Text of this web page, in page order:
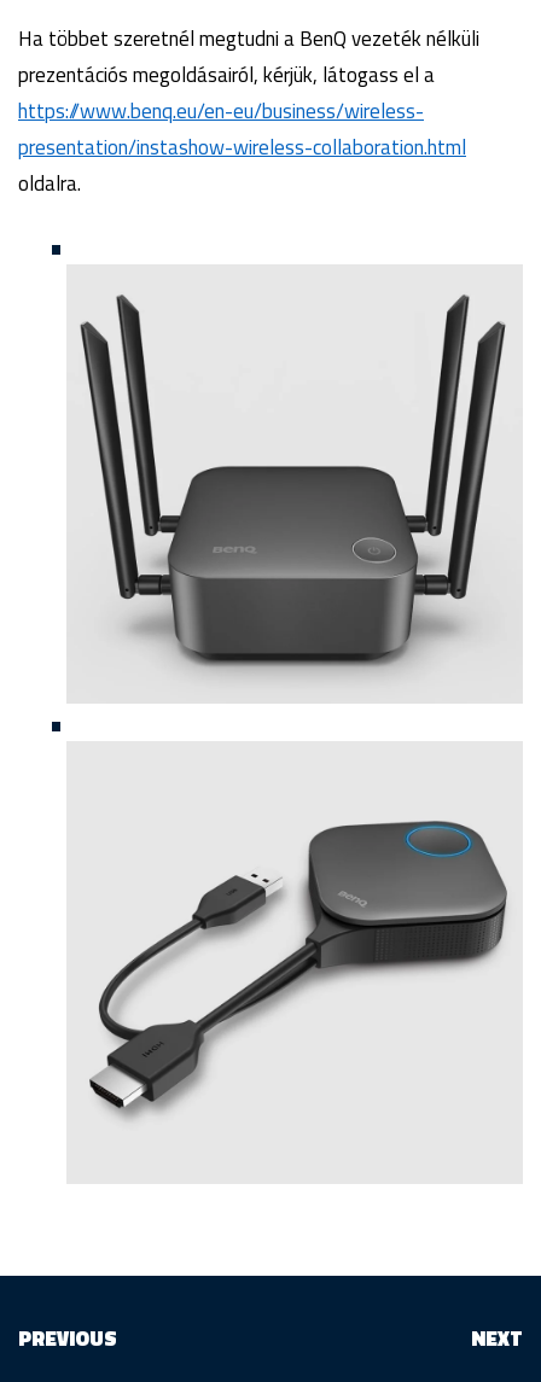
Ha többet szeretnél megtudni a BenQ vezeték nélküli
prezentációs megoldásairól, kérjük, látogass el a
https://www.benq.eu/en-eu/business/wireless-
presentation/instashow-wireless-collaboration.html
oldalra.
PREVIOUS NEXT